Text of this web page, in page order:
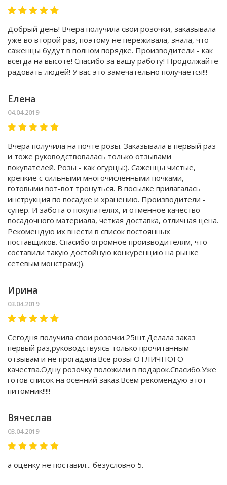
Добрый день! Вчера получила свои розочки, заказывала
уже во второй раз, поэтому не переживала, знала, что
саженцы будут в полном порядке. Производители - как
всегда на высоте! Спасибо за вашу работу! Продолжайте
радовать людей! У вас это замечательно получается!!!
Елена
04.04.2019
Вчера получила на почте розы. Заказывала в первый раз
и тоже руководствовалась только отзывами
покупателей. Розы - как огурцы:). Саженцы чистые,
крепкие с сильными многочисленными почками,
готовыми вот-вот тронуться. В посылке прилагалась
инструкция по посадке и хранению. Производители -
супер. И забота о покупателях, и отменное качество
посадочного материала, четкая доставка, отличная цена.
Рекомендую их внести в список постоянных
поставщиков. Спасибо огромное производителям, что
составили такую достойную конкуренцию на рынке
сетевым монстрам:)).
Ирина
03.04.2019
Сегодня получила свои розочки.25шт.Делала заказ
первый раз,руководствуясь только прочитанным
отзывам и не прогадала.Все розы ОТЛИЧНОГО
качества.Одну розочку положили в подарок.Спасибо.Уже
готов список на осенний заказ.Всем рекомендую этот
питомник!!!!!
Вячеслав
03.04.2019
а оценку не поставил... безусловно 5.